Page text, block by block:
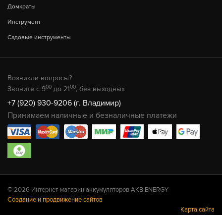
Домкраты
Инструмент
Садовые инструменты
Возникли вопросы?
Звоните с 900 до 2100, без выходных
+7 (920) 930-9206 (г. Владимир)
Принимаем наличные и безналичные платежи
© 2026 Интернет-магазин аккумуляторов AKB.ENERGY
Создание и продвижение сайтов
Карта сайта